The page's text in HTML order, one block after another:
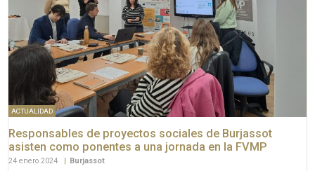
ACTUALIDAD
Responsables de proyectos sociales de Burjassot
asisten como ponentes a una jornada en la FVMP
24 enero 2024 | Burjassot